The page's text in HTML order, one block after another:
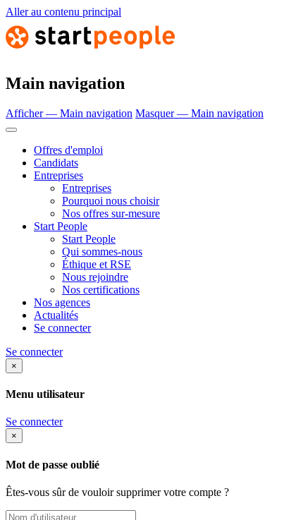
Aller au contenu principal
Main navigation
Afficher — Main navigation Masquer — Main navigation
Offres d'emploi
Candidats
Entreprises
Entreprises
Pourquoi nous choisir
Nos offres sur-mesure
Start People
Start People
Qui sommes-nous
Éthique et RSE
Nous rejoindre
Nos certifications
Nos agences
Actualités
Se connecter
Se connecter
×
Menu utilisateur
Se connecter
×
Mot de passe oublié
Êtes-vous sûr de vouloir supprimer votre compte ?